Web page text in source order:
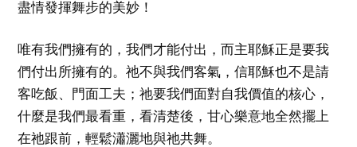
盡情發揮舞步的美妙！
唯有我們擁有的，我們才能付出，而主耶穌正是要我
們付出所擁有的。祂不與我們客氣，信耶穌也不是請
客吃飯、門面工夫；祂要我們面對自我價值的核心，
什麼是我們最看重，看清楚後，甘心樂意地全然擺上
在祂跟前，輕鬆瀟灑地與祂共舞。